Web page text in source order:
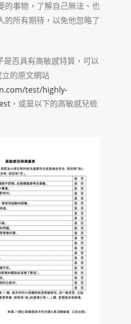
的事物，了解自己無法 、也
的所有期待，以免他忽略了
是否具有高敏感特質，可以
立的原文網站
test/highly-
，或是以下的高敏感兒檢